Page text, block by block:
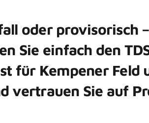
oder provisorisch –
Sie einfach den
für Kempener Feld
vertrauen Sie auf